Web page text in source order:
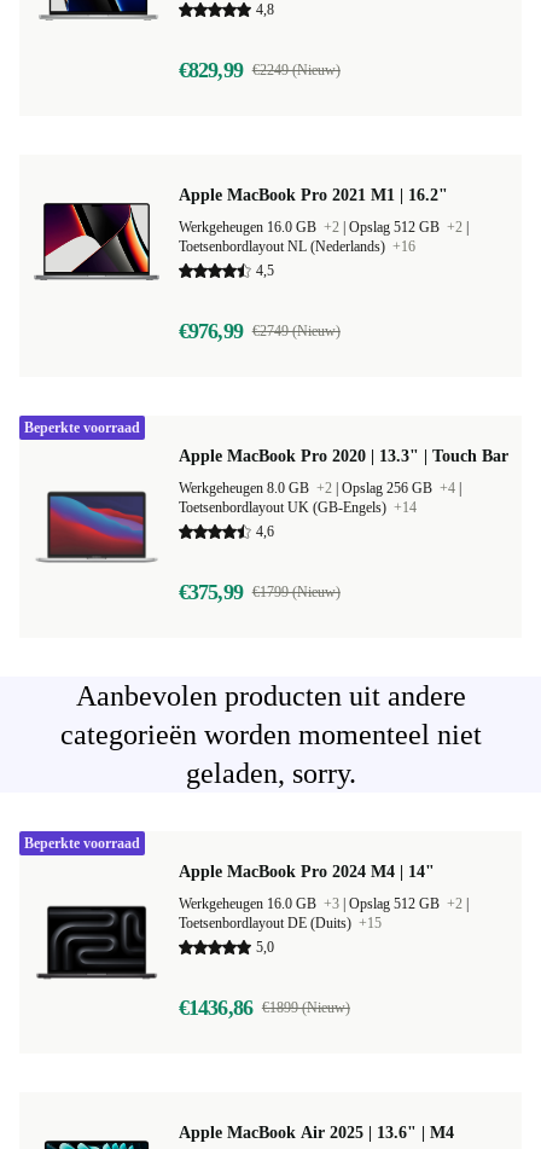
4,8
€829,99 €2249 (Nieuw)
Apple MacBook Pro 2021 M1 | 16.2"
Werkgeheugen 16.0 GB +2 Opslag 512 GB +2
Toetsenbordlayout NL (Nederlands) +16
4,5
€976,99 €2749 (Nieuw)
Apple MacBook Pro 2020 | 13.3" | Touch Bar
Werkgeheugen 8.0 GB +2 Opslag 256 GB +4
Toetsenbordlayout UK (GB-Engels) +14
4,6
€375,99 €1799 (Nieuw)
Beperkte voorraad
Aanbevolen producten uit andere
categorieën worden momenteel niet
geladen, sorry.
Apple MacBook Pro 2024 M4 | 14"
Werkgeheugen 16.0 GB +3 Opslag 512 GB +2
Toetsenbordlayout DE (Duits) +15
5,0
€1436,86 €1899 (Nieuw)
Beperkte voorraad
Apple MacBook Air 2025 | 13.6" | M4